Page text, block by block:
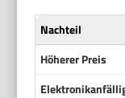
Nachteil
Höherer Preis